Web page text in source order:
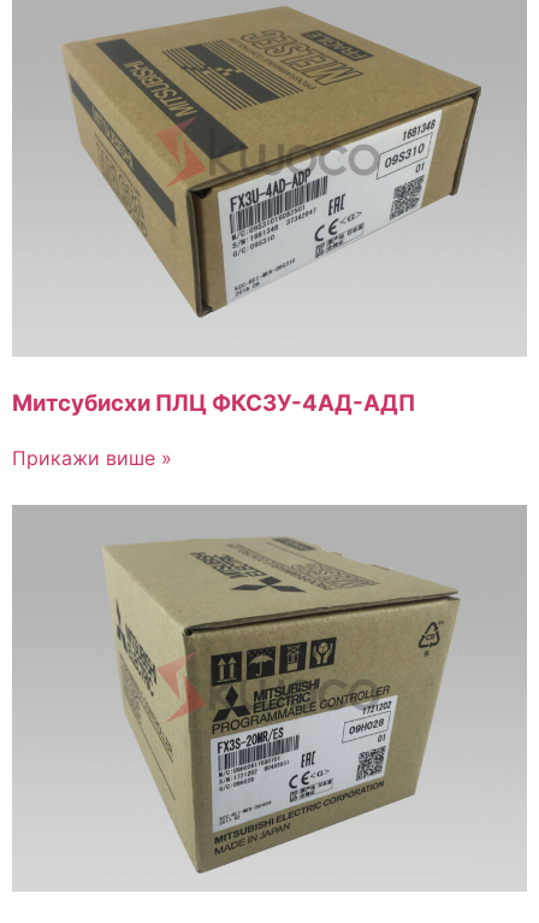
Митсубисхи ПЛЦ ФКС3У-4АД-АДП
Прикажи више »